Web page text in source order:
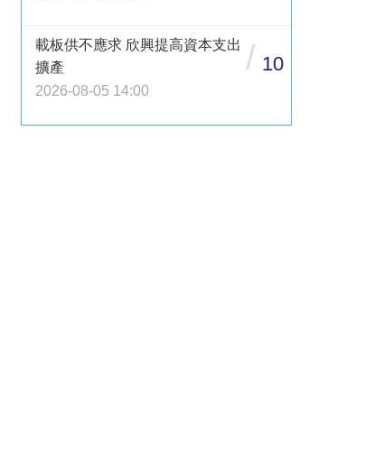
載板供不應求 欣興提高資本支出
擴產
2026-08-05 14:00
/ 10